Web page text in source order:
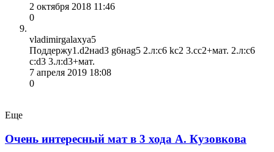
2 октября 2018 11:46
0
vladimirgalaxya5
Поддержу1.d2наd3 g6наg5 2.л:c6 kc2 3.cc2+мат. 2.л:c6
c:d3 3.л:d3+мат.
7 апреля 2019 18:08
0
Еще
Очень интересный мат в 3 хода А. Кузовкова